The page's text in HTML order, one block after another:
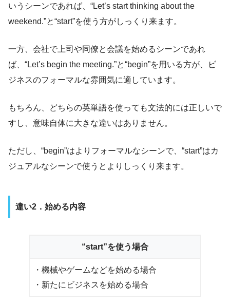
いうシーンであれば、“Let’s start thinking about the
weekend.”と“start”を使う方がしっくり来ます。
一方、会社で上司や同僚と会議を始めるシーンであれ
ば、“Let’s begin the meeting.”と“begin”を用いる方が、ビ
ジネスのフォーマルな雰囲気に適しています。
もちろん、どちらの英単語を使っても文法的には正しいで
すし、意味自体に大きな違いはありません。
ただし、“begin”はよりフォーマルなシーンで、“start”はカ
ジュアルなシーンで使うとよりしっくり来ます。
違い2．始める内容
“start”を使う場合
・機械やゲームなどを始める場合
・新たにビジネスを始める場合